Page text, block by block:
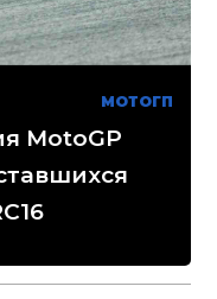
МОТОГП
MotoGP